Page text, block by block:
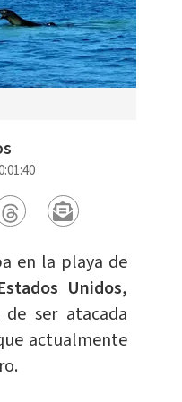
en la playa de
Unidos,
ser atacada
actualmente